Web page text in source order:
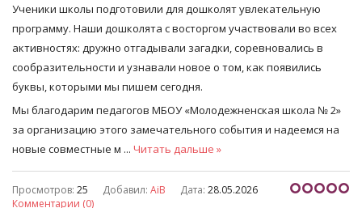
Ученики школы подготовили для дошколят увлекательную
программу. Наши дошколята с восторгом участвовали во всех
активностях: дружно отгадывали загадки, соревновались в
сообразительности и узнавали новое о том, как появились
буквы, которыми мы пишем сегодня.
Мы благодарим педагогов МБОУ «Молодежненская школа № 2»
за организацию этого замечательного события и надеемся на
новые совместные м ... Читать дальше »
Просмотров: 25 Добавил: AiB Дата: 28.05.2026
Комментарии (0)